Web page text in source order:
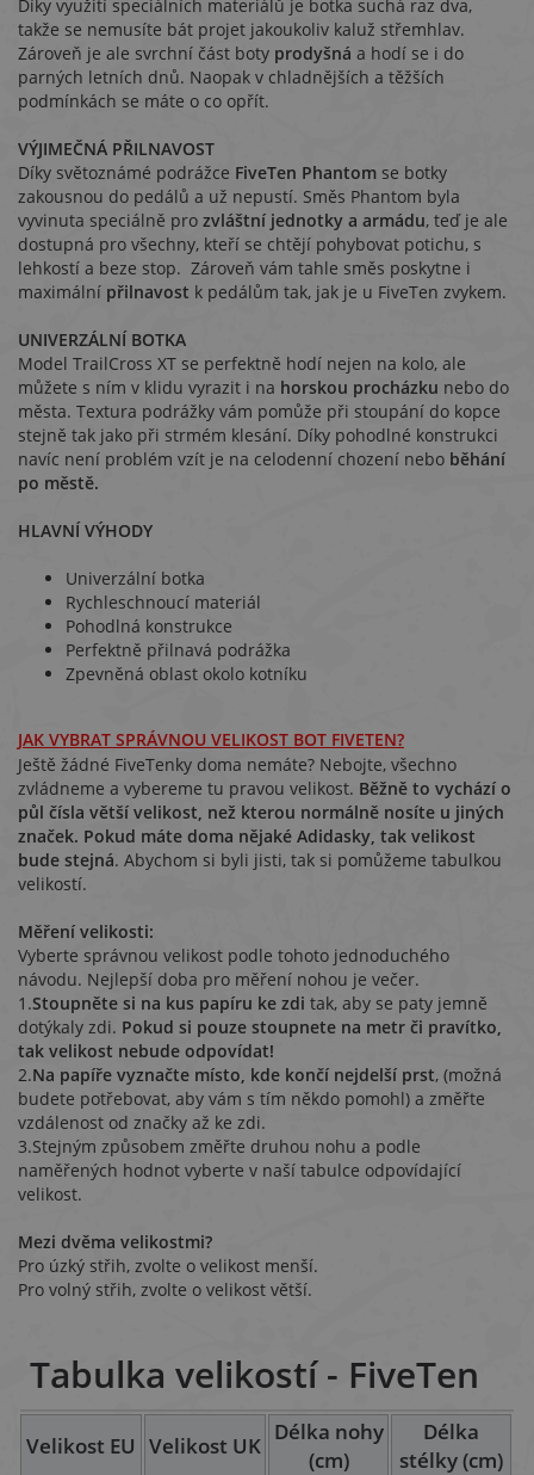
Díky využití speciálních materiálů je botka suchá raz dva,
takže se nemusíte bát projet jakoukoliv kaluž střemhlav.
Zároveň je ale svrchní část boty prodyšná a hodí se i do
parných letních dnů. Naopak v chladnějších a těžších
podmínkách se máte o co opřít.
VÝJIMEČNÁ PŘILNAVOST
Díky světoznámé podrážce FiveTen Phantom se botky
zakousnou do pedálů a už nepustí. Směs Phantom byla
vyvinuta speciálně pro zvláštní jednotky a armádu, teď je ale
dostupná pro všechny, kteří se chtějí pohybovat potichu, s
lehkostí a beze stop. Zároveň vám tahle směs poskytne i
maximální přilnavost k pedálům tak, jak je u FiveTen zvykem.
UNIVERZÁLNÍ BOTKA
Model TrailCross XT se perfektně hodí nejen na kolo, ale
můžete s ním v klidu vyrazit i na horskou procházku nebo do
města. Textura podrážky vám pomůže při stoupání do kopce
stejně tak jako při strmém klesání. Díky pohodlné konstrukci
navíc není problém vzít je na celodenní chození nebo běhání
po městě.
HLAVNÍ VÝHODY
Univerzální botka
Rychleschnoucí materiál
Pohodlná konstrukce
Perfektně přilnavá podrážka
Zpevněná oblast okolo kotníku
JAK VYBRAT SPRÁVNOU VELIKOST BOT FIVETEN?
Ještě žádné FiveTenky doma nemáte? Nebojte, všechno
zvládneme a vybereme tu pravou velikost. Běžně to vychází o
půl čísla větší velikost, než kterou normálně nosíte u jiných
značek. Pokud máte doma nějaké Adidasky, tak velikost
bude stejná. Abychom si byli jisti, tak si pomůžeme tabulkou
velikostí.
Měření velikosti:
Vyberte správnou velikost podle tohoto jednoduchého
návodu. Nejlepší doba pro měření nohou je večer.
1.Stoupněte si na kus papíru ke zdi tak, aby se paty jemně
dotýkaly zdi. Pokud si pouze stoupnete na metr či pravítko,
tak velikost nebude odpovídat!
2.Na papíře vyznačte místo, kde končí nejdelší prst, (možná
budete potřebovat, aby vám s tím někdo pomohl) a změřte
vzdálenost od značky až ke zdi.
3.Stejným způsobem změřte druhou nohu a podle
naměřených hodnot vyberte v naší tabulce odpovídající
velikost.
Mezi dvěma velikostmi?
Pro úzký střih, zvolte o velikost menší.
Pro volný střih, zvolte o velikost větší.
Tabulka velikostí - FiveTen
Velikost EU Velikost UK
Délka nohy
(cm)
Délka
stélky (cm)